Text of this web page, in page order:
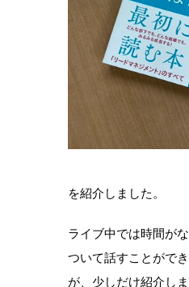
を紹介しました。
ライブ中では時間が
ついて話すことがで
が、少しだけ紹介しま